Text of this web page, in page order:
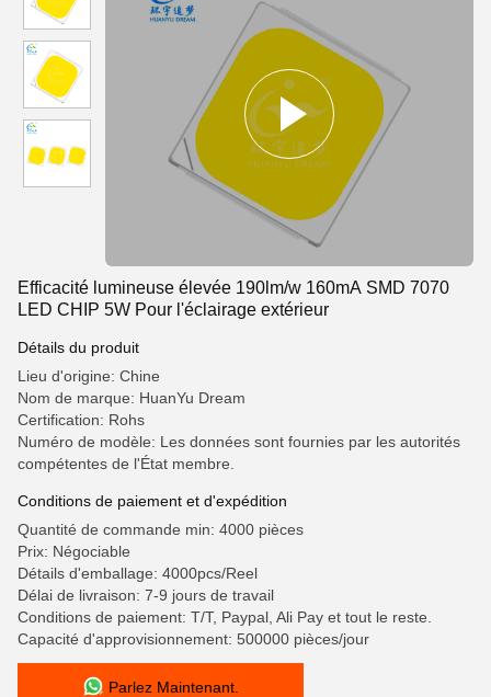
Efficacité lumineuse élevée 190lm/w 160mA SMD 7070
LED CHIP 5W Pour l'éclairage extérieur
Détails du produit
Lieu d'origine: Chine
Nom de marque: HuanYu Dream
Certification: Rohs
Numéro de modèle: Les données sont fournies par les autorités
compétentes de l'État membre.
Conditions de paiement et d'expédition
Quantité de commande min: 4000 pièces
Prix: Négociable
Détails d'emballage: 4000pcs/Reel
Délai de livraison: 7-9 jours de travail
Conditions de paiement: T/T, Paypal, Ali Pay et tout le reste.
Capacité d'approvisionnement: 500000 pièces/jour
Parlez Maintenant.